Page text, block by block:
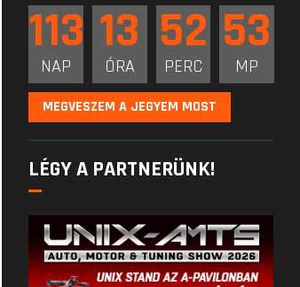
113
NAP
13
ÓRA
52
PERC
52
MP
MEGVESZEM A JEGYEM MOST
LÉGY A PARTNERÜNK!